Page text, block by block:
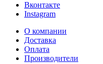
Вконтакте
Instagram
О компании
Доставка
Оплата
Производители